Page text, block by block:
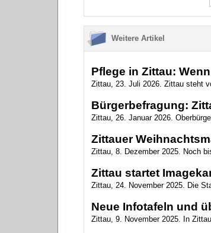
Weitere Artikel
Pflege in Zittau:
Zittau, 23. Juli 2026. Zittau steht
Bürgerbefragung:
Zittau, 26. Januar 2026.
Zittauer
Zittau, 8. Dezember 2025. Noch
Zittau startet
Zittau, 24. November 2025. Die
Neue Infotafeln und
Zittau, 9. November 2025. In